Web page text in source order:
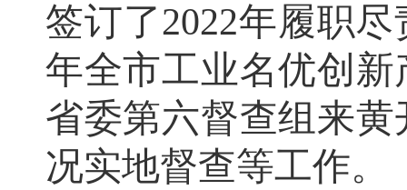
签订了2022年履职
年全市工业名优创
省委第六督查组来
况实地督查等工作